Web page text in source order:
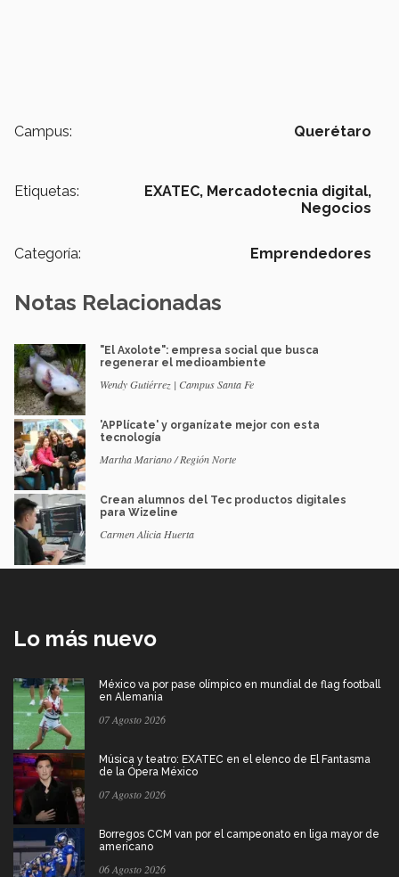
Campus: Querétaro
Etiquetas: EXATEC, Mercadotecnia digital,
Negocios
Categoría: Emprendedores
Notas Relacionadas
"El Axolote": empresa social que busca
regenerar el medioambiente
Wendy Gutiérrez | Campus Santa Fe
'APPlícate' y organízate mejor con esta
tecnología
Martha Mariano / Región Norte
Crean alumnos del Tec productos digitales
para Wizeline
Carmen Alicia Huerta
Lo más nuevo
México va por pase olímpico en mundial de flag football
en Alemania
07 Agosto 2026
Música y teatro: EXATEC en el elenco de El Fantasma
de la Ópera México
07 Agosto 2026
Borregos CCM van por el campeonato en liga mayor de
americano
06 Agosto 2026